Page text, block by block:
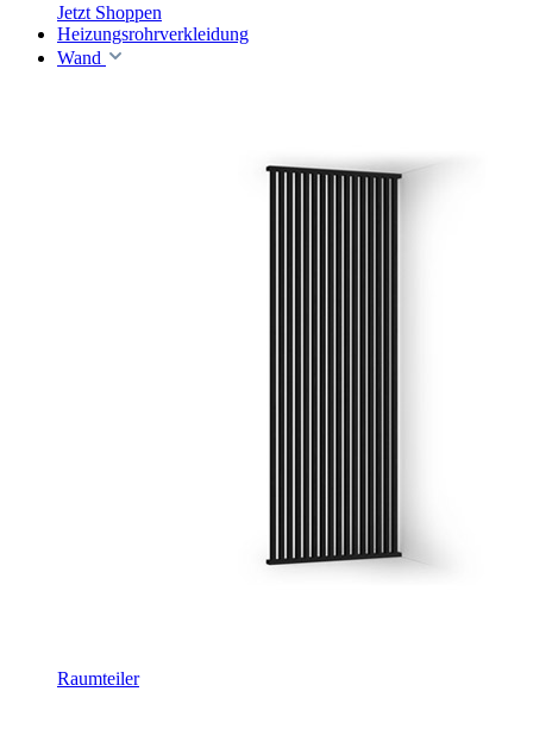
Jetzt Shoppen
Heizungsrohrverkleidung
Wand
Raumteiler